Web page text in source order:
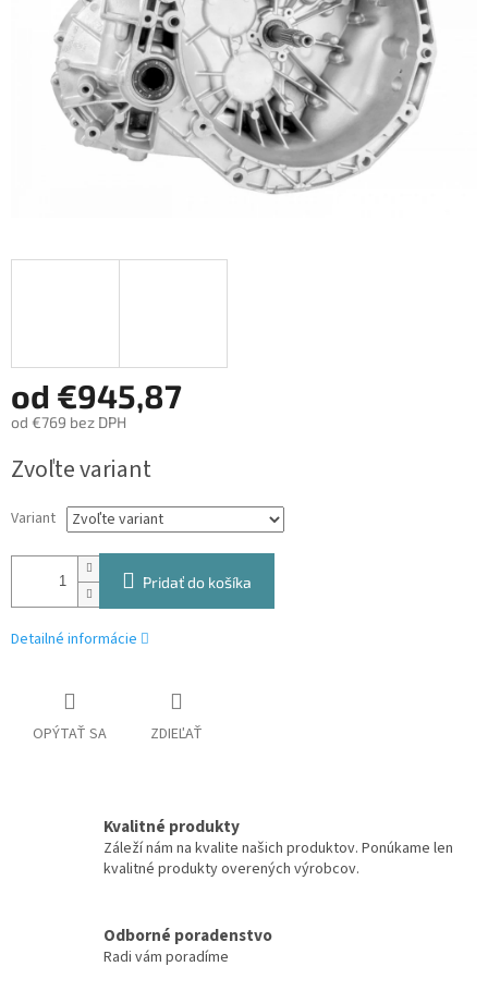
od €945,87
od €769 bez DPH
cena:
Zvoľte variant
Variant
Pridať do košíka
Detailné informácie
OPÝTAŤ SA ZDIEĽAŤ
Kvalitné produkty
Záleží nám na kvalite našich produktov. Ponúkame len
kvalitné produkty overených výrobcov.
Odborné poradenstvo
Radi vám poradíme